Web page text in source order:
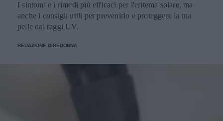
I sintomi e i rimedi più efficaci per l'eritema solare, ma
anche i consigli utili per prevenirlo e proteggere la tua
pelle dai raggi UV.
REDAZIONE DIREDONNA